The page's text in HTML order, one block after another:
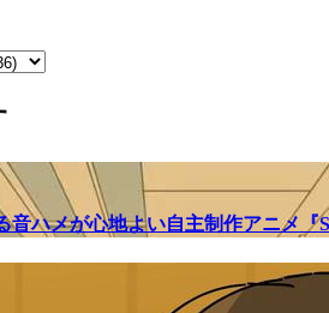
音ハメが心地よい自主制作アニメ『